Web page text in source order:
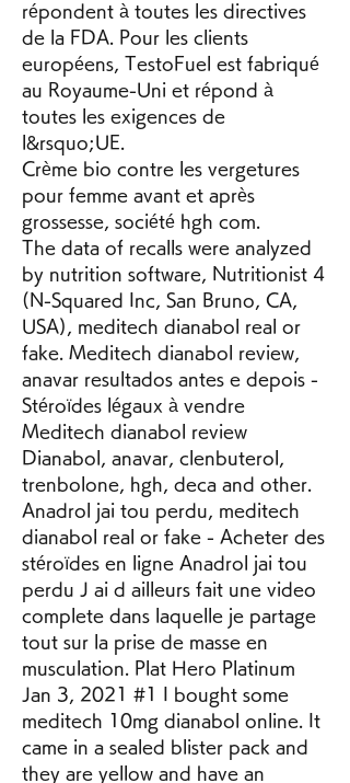
répondent à toutes les directives
de la FDA. Pour les clients
européens, TestoFuel est fabriqué
au Royaume-Uni et répond à
toutes les exigences de
l&rsquo;UE.
Crème bio contre les vergetures
pour femme avant et après
grossesse, société hgh com.
The data of recalls were analyzed
by nutrition software, Nutritionist 4
(N-Squared Inc, San Bruno, CA,
USA), meditech dianabol real or
fake. Meditech dianabol review,
anavar resultados antes e depois -
Stéroïdes légaux à vendre
Meditech dianabol review
Dianabol, anavar, clenbuterol,
trenbolone, hgh, deca and other.
Anadrol jai tou perdu, meditech
dianabol real or fake - Acheter des
stéroïdes en ligne Anadrol jai tou
perdu J ai d ailleurs fait une video
complete dans laquelle je partage
tout sur la prise de masse en
musculation. Plat Hero Platinum
Jan 3, 2021 #1 I bought some
meditech 10mg dianabol online. It
came in a sealed blister pack and
they are yellow and have an